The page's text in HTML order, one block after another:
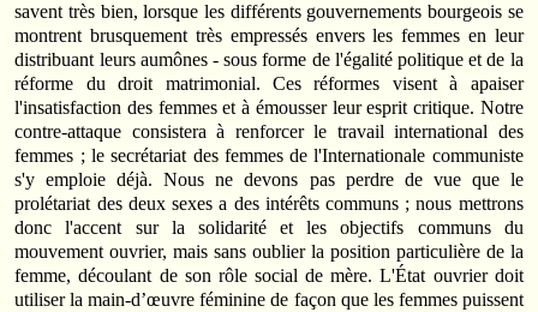
savent très bien, lorsque les différents gouvernements bourgeois se
montrent brusquement très empressés envers les femmes en leur
distribuant leurs aumônes - sous forme de l'égalité politique et de la
réforme du droit matrimonial. Ces réformes visent à apaiser
l'insatisfaction des femmes et à émousser leur esprit critique. Notre
contre-attaque consistera à renforcer le travail international des
femmes ; le secrétariat des femmes de l'Internationale communiste
s'y emploie déjà. Nous ne devons pas perdre de vue que le
prolétariat des deux sexes a des intérêts communs ; nous mettrons
donc l'accent sur la solidarité et les objectifs communs du
mouvement ouvrier, mais sans oublier la position particulière de la
femme, découlant de son rôle social de mère. L'État ouvrier doit
utiliser la main-d’œuvre féminine de façon que les femmes puissent